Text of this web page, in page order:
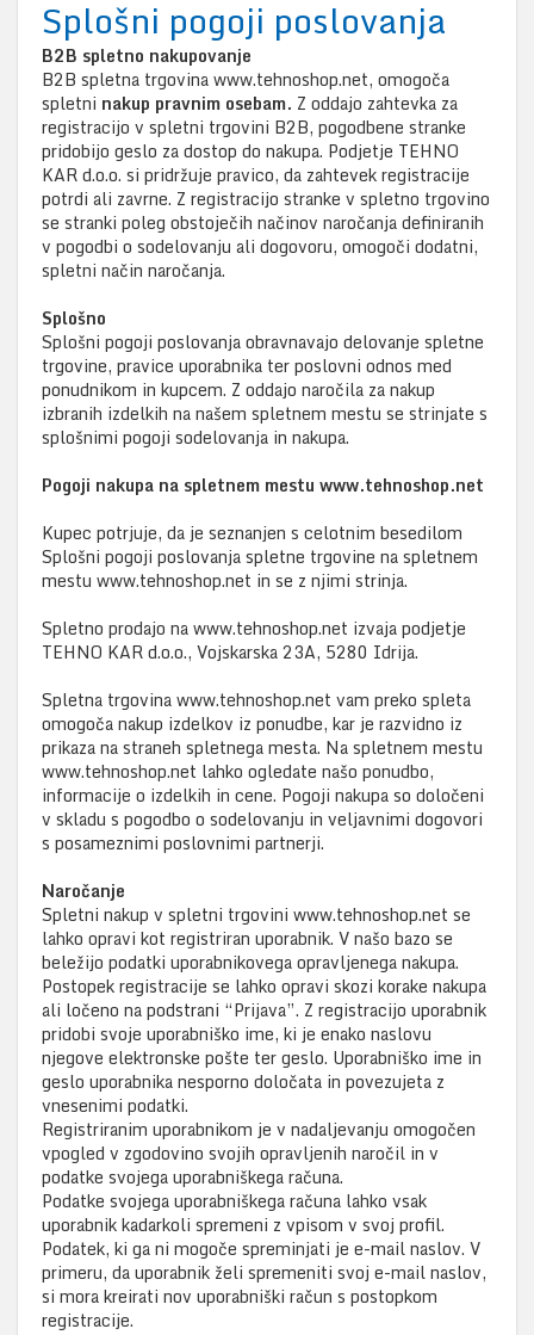
Splošni pogoji poslovanja
B2B spletno nakupovanje
B2B spletna trgovina www.tehnoshop.net, omogoča
spletni nakup pravnim osebam. Z oddajo zahtevka za
registracijo v spletni trgovini B2B, pogodbene stranke
pridobijo geslo za dostop do nakupa. Podjetje TEHNO
KAR d.o.o. si pridržuje pravico, da zahtevek registracije
potrdi ali zavrne. Z registracijo stranke v spletno trgovino
se stranki poleg obstoječih načinov naročanja definiranih
v pogodbi o sodelovanju ali dogovoru, omogoči dodatni,
spletni način naročanja.
Splošno
Splošni pogoji poslovanja obravnavajo delovanje spletne
trgovine, pravice uporabnika ter poslovni odnos med
ponudnikom in kupcem. Z oddajo naročila za nakup
izbranih izdelkih na našem spletnem mestu se strinjate s
splošnimi pogoji sodelovanja in nakupa.
Pogoji nakupa na spletnem mestu www.tehnoshop.net
Kupec potrjuje, da je seznanjen s celotnim besedilom
Splošni pogoji poslovanja spletne trgovine na spletnem
mestu www.tehnoshop.net in se z njimi strinja.
Spletno prodajo na www.tehnoshop.net izvaja podjetje
TEHNO KAR d.o.o., Vojskarska 23A, 5280 Idrija.
Spletna trgovina www.tehnoshop.net vam preko spleta
omogoča nakup izdelkov iz ponudbe, kar je razvidno iz
prikaza na straneh spletnega mesta. Na spletnem mestu
www.tehnoshop.net lahko ogledate našo ponudbo,
informacije o izdelkih in cene. Pogoji nakupa so določeni
v skladu s pogodbo o sodelovanju in veljavnimi dogovori
s posameznimi poslovnimi partnerji.
Naročanje
Spletni nakup v spletni trgovini www.tehnoshop.net se
lahko opravi kot registriran uporabnik. V našo bazo se
beležijo podatki uporabnikovega opravljenega nakupa.
Postopek registracije se lahko opravi skozi korake nakupa
ali ločeno na podstrani “Prijava”. Z registracijo uporabnik
pridobi svoje uporabniško ime, ki je enako naslovu
njegove elektronske pošte ter geslo. Uporabniško ime in
geslo uporabnika nesporno določata in povezujeta z
vnesenimi podatki.
Registriranim uporabnikom je v nadaljevanju omogočen
vpogled v zgodovino svojih opravljenih naročil in v
podatke svojega uporabniškega računa.
Podatke svojega uporabniškega računa lahko vsak
uporabnik kadarkoli spremeni z vpisom v svoj profil.
Podatek, ki ga ni mogoče spreminjati je e-mail naslov. V
primeru, da uporabnik želi spremeniti svoj e-mail naslov,
si mora kreirati nov uporabniški račun s postopkom
registracije.